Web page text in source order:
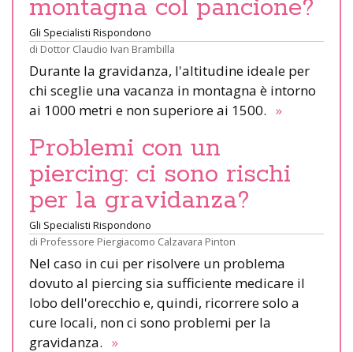
montagna col pancione?
Gli Specialisti Rispondono
di Dottor Claudio Ivan Brambilla
Durante la gravidanza, l'altitudine ideale per
chi sceglie una vacanza in montagna è intorno
ai 1000 metri e non superiore ai 1500. »
Problemi con un
piercing: ci sono rischi
per la gravidanza?
Gli Specialisti Rispondono
di Professore Piergiacomo Calzavara Pinton
Nel caso in cui per risolvere un problema
dovuto al piercing sia sufficiente medicare il
lobo dell'orecchio e, quindi, ricorrere solo a
cure locali, non ci sono problemi per la
gravidanza. »